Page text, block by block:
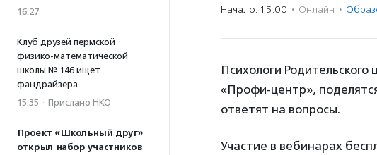
16:27
Клуб друзей пермской
физико-математической
школы № 146 ищет
фандрайзера
15:35 · Прислано НКО
Проект «Школьный друг»
открыл набор участников
Начало: 15:00 · Онлайн ·
Психологи
«Профи-центр»,
ответят на вопросы.
Участие в вебинарах